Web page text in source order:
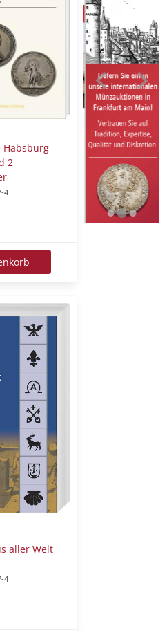
Habsburg-
2
4
aller Welt
4